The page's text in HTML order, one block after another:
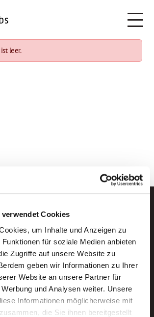
verwendet Cookies
um Inhalte und Anzeigen zu
für soziale Medien anbieten
Zugriffe auf unsere Website zu
geben wir Informationen zu Ihrer
Website an unsere Partner für
und Analysen weiter. Unsere
Informationen möglicherweise mit
die Sie ihnen bereitgestellt
leer.
Stellen per E-Mail.
Service von AWO
Jobs.
E-Mail-Adresse eintragen